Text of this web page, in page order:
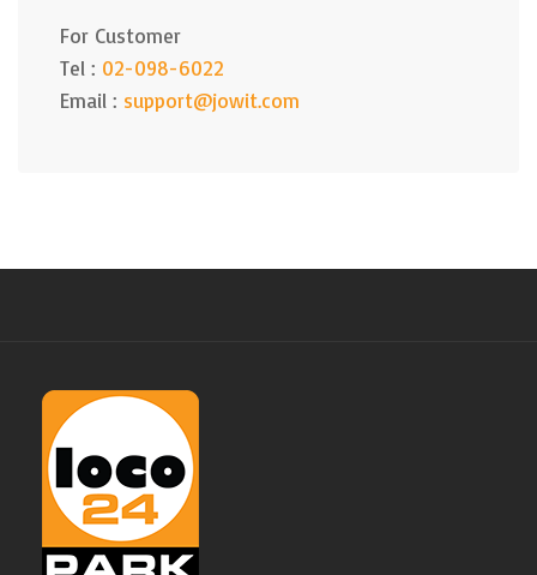
For Customer
Tel : 02-098-6022
Email : support@jowit.com